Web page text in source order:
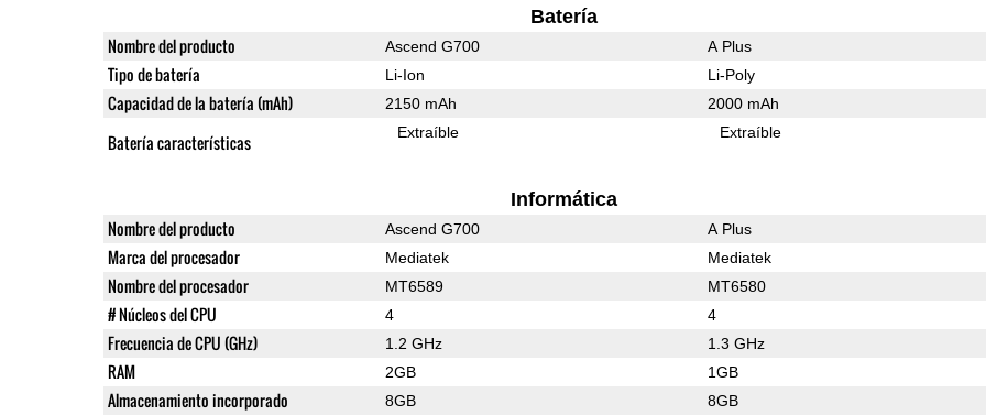
Batería
Nombre del producto Ascend G700 A Plus
Tipo de batería Li-Ion Li-Poly
Capacidad de la batería (mAh) 2150 mAh 2000 mAh
Batería características Extraíble Extraíble
Informática
Nombre del producto Ascend G700 A Plus
Marca del procesador Mediatek Mediatek
Nombre del procesador MT6589 MT6580
# Núcleos del CPU 4 4
Frecuencia de CPU (GHz) 1.2 GHz 1.3 GHz
RAM 2GB 1GB
Almacenamiento incorporado 8GB 8GB